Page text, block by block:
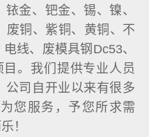
金、钯金、锡、镍、
废铜、紫铜、黄铜、不
线、废模具钢Dc53、
。我们提供专业人员
公司自开业以来有很多
您服务，予您所求需
！